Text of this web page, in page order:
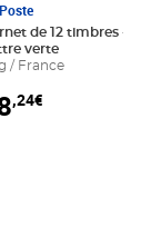
panier
de 12 timbres - Le
verte
/ France
,24€